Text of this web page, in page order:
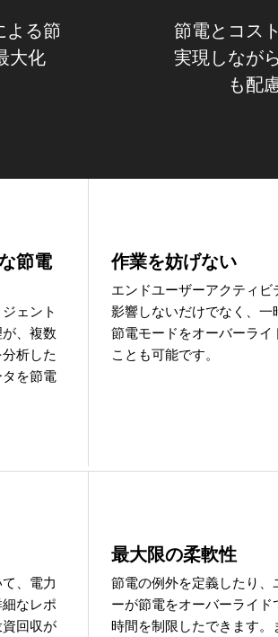
よる節
大化
節電とコス
実現しなが
も配
節電
ェント
、複数
析した
を節電
作業を妨げない
エンドユーザーアクティビ
影響しないだけでなく、一
節電モードをオーバーライ
ことも可能です。
、電力
なレポ
回収が
最大限の柔軟性
節電の例外を定義したり、
ーが節電をオーバーライド
時間を制限したできます。